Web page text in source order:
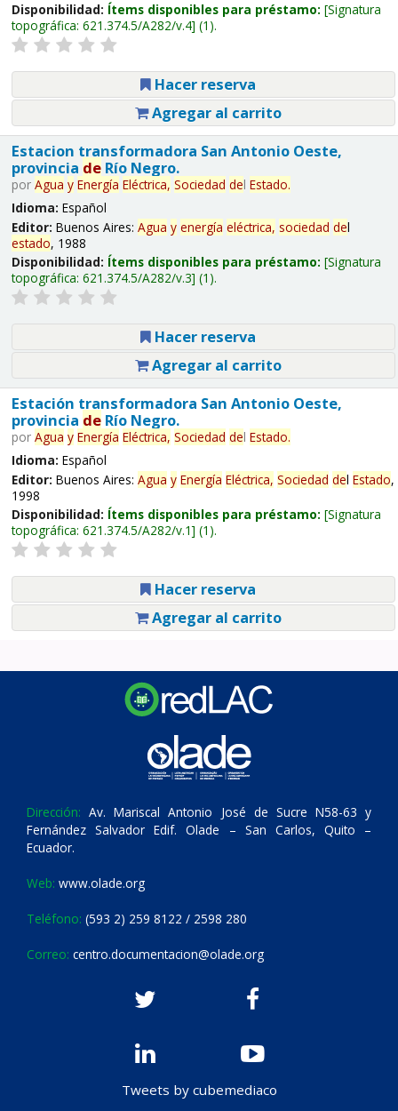
Disponibilidad: Ítems disponibles para préstamo: Signatura
topográfica: 621.374.5/A282/v.4 (1).
Hacer reserva
Agregar al carrito
Estacion transformadora San Antonio Oeste,
provincia deRío Negro.
por Agua y Energía Eléctrica, Sociedad del Estado.
Idioma: Español
Editor: Buenos Aires: Agua y energía eléctrica, sociedad del
estado, 1988
Disponibilidad: Ítems disponibles para préstamo: Signatura
topográfica: 621.374.5/A282/v.3 (1).
Hacer reserva
Agregar al carrito
Estación transformadora San Antonio Oeste,
provincia deRío Negro.
por Agua y Energía Eléctrica, Sociedad del Estado.
Idioma: Español
Editor: Buenos Aires: Agua y Energía Eléctrica, Sociedad del Estado,
1998
Disponibilidad: Ítems disponibles para préstamo: Signatura
topográfica: 621.374.5/A282/v.1 (1).
Hacer reserva
Agregar al carrito
Dirección: Av. Mariscal Antonio José de Sucre N58-63 y
Fernández Salvador Edif. Olade – San Carlos, Quito –
Ecuador.
Web: www.olade.org
Teléfono: (593 2) 259 8122 / 2598 280
Correo: centro.documentacion@olade.org
Tweets by cubemediaco